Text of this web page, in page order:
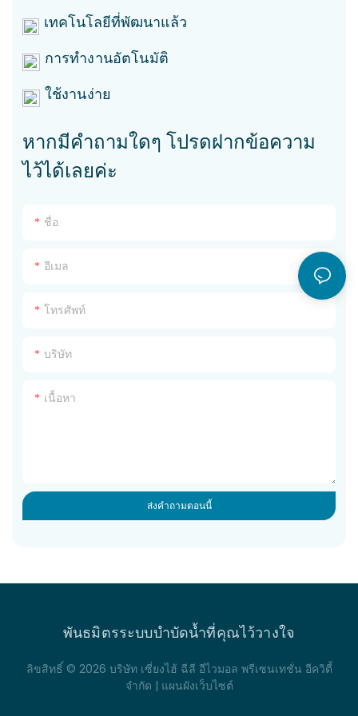
เทคโนโลยีที่พัฒนาแล้ว
การทำงานอัตโนมัติ
ใช้งานง่าย
หากมีคำถามใดๆ โปรดฝากข้อความ
ไว้ได้เลยค่ะ
ชื่อ
อีเมล
โทรศัพท์
บริษัท
เนื้อหา
ส่งคำถามตอนนี้
พันธมิตรระบบบำบัดน้ำที่คุณไว้วางใจ
ลิขสิทธิ์ © 2026 บริษัท เซี่ยงไฮ้ ฉีลี อีไวมอล พรีเซนเทชั่น อีควิตี้
จำกัด | แผนผังเว็บไซต์